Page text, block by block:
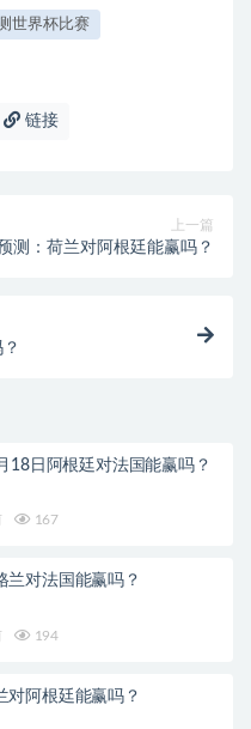
世界杯比赛
链接
上一篇
测：荷兰对阿根廷能赢吗？
18日阿根廷对法国能赢吗？
167
兰对法国能赢吗？
194
对阿根廷能赢吗？